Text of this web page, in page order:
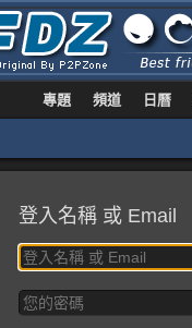
專題 頻道 日曆
登入名稱 或 Email